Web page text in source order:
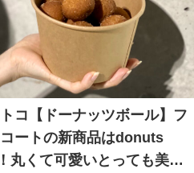
コ【ドーナッツボール】フ
ートの新商品はdonuts
丸くて可愛いとっても美味